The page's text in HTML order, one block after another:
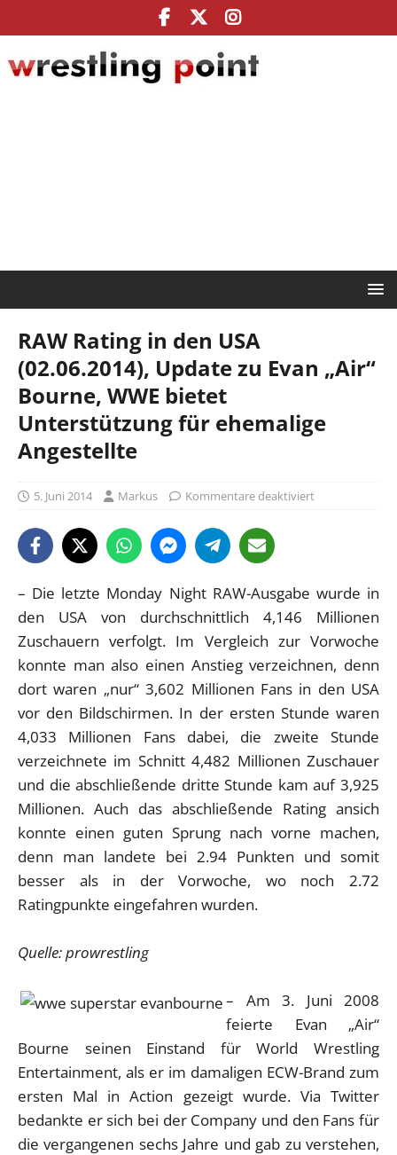
RAW Rating in den USA
(02.06.2014), Update zu Evan „Air“
Bourne, WWE bietet
Unterstützung für ehemalige
Angestellte
5. Juni 2014 Markus Kommentare deaktiviert
– Die letzte Monday Night RAW-Ausgabe wurde in
den USA von durchschnittlich 4,146 Millionen
Zuschauern verfolgt. Im Vergleich zur Vorwoche
konnte man also einen Anstieg verzeichnen, denn
dort waren „nur“ 3,602 Millionen Fans in den USA
vor den Bildschirmen. In der ersten Stunde waren
4,033 Millionen Fans dabei, die zweite Stunde
verzeichnete im Schnitt 4,482 Millionen Zuschauer
und die abschließende dritte Stunde kam auf 3,925
Millionen. Auch das abschließende Rating ansich
konnte einen guten Sprung nach vorne machen,
denn man landete bei 2.94 Punkten und somit
besser als in der Vorwoche, wo noch 2.72
Ratingpunkte eingefahren wurden.
Quelle: prowrestling
– Am 3. Juni 2008
feierte Evan „Air“
Bourne seinen Einstand für World Wrestling
Entertainment, als er im damaligen ECW-Brand zum
ersten Mal in Action gezeigt wurde. Via Twitter
bedankte er sich bei der Company und den Fans für
die vergangenen sechs Jahre und gab zu verstehen,